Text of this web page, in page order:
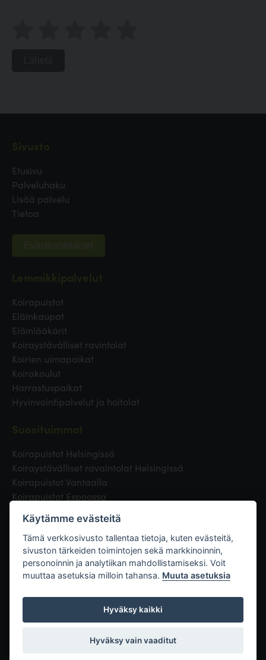
Etusivu
Palveluhaku
Lisää palvelu
Tietoa
Evästeasetukset
Koirapuistot
Eläinkaupat
Eläinlääkärit
Koiraystävälliset ravintolat
Koirien uimapaikat
Koirakoulut
Harrastuspaikat
Hyvinvointipalvelut ja hoitolat
Koirapuistot Helsingissä
Koiraystävälliset ravaintolat Helsingissä
Koirapuistot Vantaalla
Koirapuistot Espoossa
Eläinlääkäri Helsingissä
Koirapuistot Tampereella
Linkit
Käytämme evästeitä
Tämä verkkosivusto tallentaa tietoja, kuten evästeitä,
sivuston tärkeiden toimintojen sekä markkinoinnin,
personoinnin ja analytiikan mahdollistamiseksi. Voit
muuttaa asetuksia milloin tahansa. Muuta asetuksia
Hyväksy kaikki
Hyväksy vain vaaditut